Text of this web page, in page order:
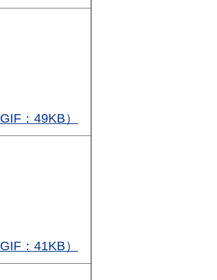
GIF：49KB）
GIF：41KB）